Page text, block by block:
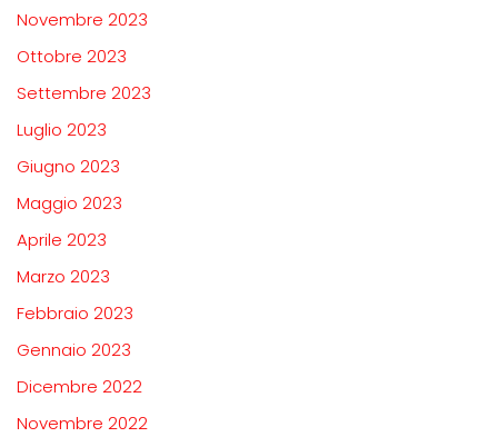
Novembre 2023
Ottobre 2023
Settembre 2023
Luglio 2023
Giugno 2023
Maggio 2023
Aprile 2023
Marzo 2023
Febbraio 2023
Gennaio 2023
Dicembre 2022
Novembre 2022